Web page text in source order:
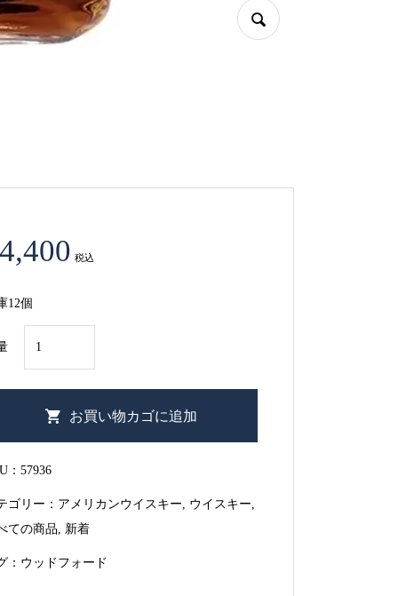
4,400 税込
12個
リ
ザ
ー
お買い物カゴに追加
：57936
ゴリー： アメリカンウイスキー ウイスキー
ての商品
新着
： ウッドフォード